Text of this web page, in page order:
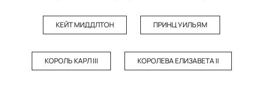
КЕЙТ МИДДЛТОН ПРИНЦ УИЛЬЯМ
КОРОЛЬ КАРЛ III КОРОЛЕВА ЕЛИЗАВЕТА II